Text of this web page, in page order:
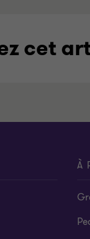
cet
À